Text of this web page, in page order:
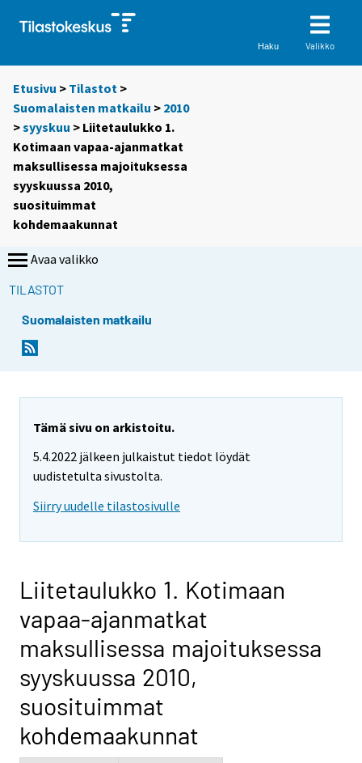
Haku Valikko
Etusivu > Tilastot >
Suomalaisten matkailu > 2010
>syyskuu > Liitetaulukko 1.
Kotimaan vapaa-ajanmatkat
maksullisessa majoituksessa
syyskuussa 2010,
suosituimmat
kohdemaakunnat
Avaa valikko
TILASTOT
Suomalaisten matkailu
Tämä sivu on arkistoitu.
5.4.2022 jälkeen julkaistut tiedot löydät
uudistetulta sivustolta.
Siirry uudelle tilastosivulle
Liitetaulukko 1. Kotimaan
vapaa-ajanmatkat
maksullisessa majoituksessa
syyskuussa 2010,
suosituimmat
kohdemaakunnat